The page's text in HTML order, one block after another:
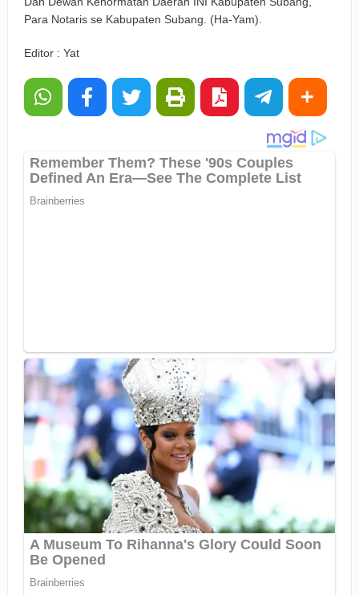
Para Notaris se Kabupaten Subang. (Ha-Yam).
Editor : Yat